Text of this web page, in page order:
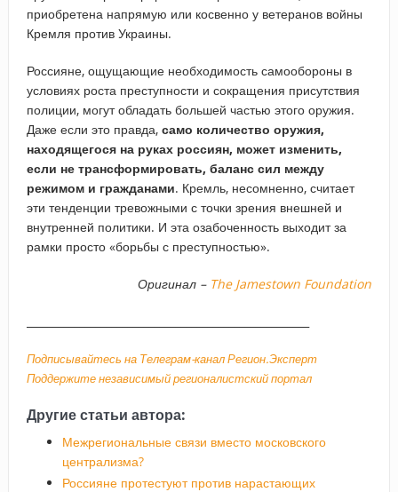
приобретена напрямую или косвенно у ветеранов войны
Кремля против Украины.
Россияне, ощущающие необходимость самообороны в
условиях роста преступности и сокращения присутствия
полиции, могут обладать большей частью этого оружия.
Даже если это правда, само количество оружия,
находящегося на руках россиян, может изменить,
если не трансформировать, баланс сил между
режимом и гражданами. Кремль, несомненно, считает
эти тенденции тревожными с точки зрения внешней и
внутренней политики. И эта озабоченность выходит за
рамки просто «борьбы с преступностью».
Оригинал – The Jamestown Foundation
Подписывайтесь на Телеграм-канал Регион.Эксперт
Поддержите независимый регионалистский портал
Другие статьи автора:
Межрегиональные связи вместо московского
централизма?
Россияне протестуют против нарастающих